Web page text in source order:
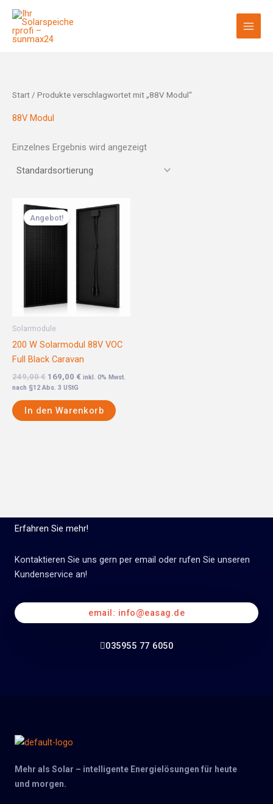
Zum
Inhalt
springen
Start / Produkte verschlagwortet mit „88V Modul“
88V Modul
Einzelnes Ergebnis wird angezeigt
Angebot!
Solarmodule
200 W Solarmodul 88V VOC
Full Black Caravan
249,00€
Preis
war:
169,00 €
Aktueller
Preis
inkl. 0% Mwst.
nach §12 Abs. 3 UStG
In den Warenkorb
Erfahren Sie mehr!
Kontaktieren Sie uns gern per email oder rufen Sie unseren
Kundenservice an!
email: info@easag.de
035955 77 6050
Mehr als Solar – intelligente Energielösungen für heute
und morgen.